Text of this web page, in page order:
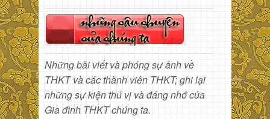
Những bài viết và phóng sự ảnh về
THKT và các thành viên THKT; ghi lại
những sự kiện thú vị và đáng nhớ của
Gia đình THKT chúng ta.